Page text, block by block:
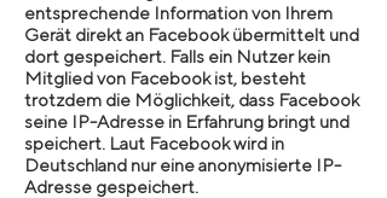
entsprechende Information von Ihrem
Gerät direkt an Facebook übermittelt und
dort gespeichert. Falls ein Nutzer kein
Mitglied von Facebook ist, besteht
trotzdem die Möglichkeit, dass Facebook
seine IP-Adresse in Erfahrung bringt und
speichert. Laut Facebook wird in
Deutschland nur eine anonymisierte IP-
Adresse gespeichert.